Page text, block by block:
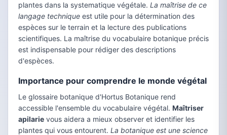
plantes dans la systematique végétale. La maîtrise de ce
langage technique est utile pour la détermination des
espèces sur le terrain et la lecture des publications
scientifiques. La maîtrise du vocabulaire botanique précis
est indispensable pour rédiger des descriptions
d'espèces.
Importance pour comprendre le monde végétal
Le glossaire botanique d'Hortus Botanique rend
accessible l'ensemble du vocabulaire végétal. Maîtriser
apilarie vous aidera a mieux observer et identifier les
plantes qui vous entourent. La botanique est une science